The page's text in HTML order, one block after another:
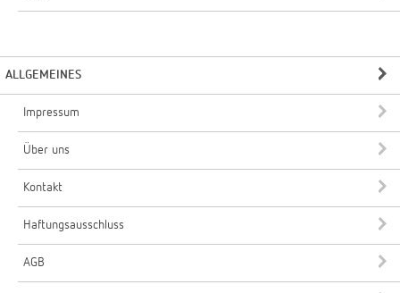
ALLGEMEINES
Impressum
Über uns
Kontakt
Haftungsausschluss
AGB